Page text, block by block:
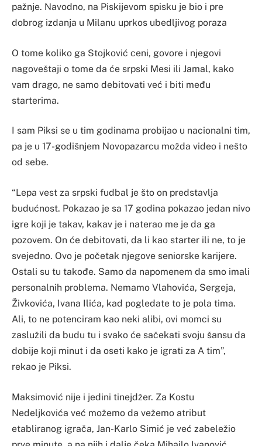
pažnje. Navodno, na Piskijevom spisku je bio i pre
dobrog izdanja u Milanu uprkos ubedljivog poraza
O tome koliko ga Stojković ceni, govore i njegovi
nagoveštaji o tome da će srpski Mesi ili Jamal, kako
vam drago, ne samo debitovati već i biti među
starterima.
I sam Piksi se u tim godinama probijao u nacionalni tim,
pa je u 17-godišnjem Novopazarcu možda video i nešto
od sebe.
“Lepa vest za srpski fudbal je što on predstavlja
budućnost. Pokazao je sa 17 godina pokazao jedan nivo
igre koji je takav, kakav je i naterao me je da ga
pozovem. On će debitovati, da li kao starter ili ne, to je
svejedno. Ovo je početak njegove seniorske karijere.
Ostali su tu takođe. Samo da napomenem da smo imali
personalnih problema. Nemamo Vlahovića, Sergeja,
Živkovića, Ivana Ilića, kad pogledate to je pola tima.
Ali, to ne potenciram kao neki alibi, ovi momci su
zaslužili da budu tu i svako će sačekati svoju šansu da
dobije koji minut i da oseti kako je igrati za A tim”,
rekao je Piksi.
Maksimović nije i jedini tinejdžer. Za Kostu
Nedeljkovića već možemo da vežemo atribut
etabliranog igrača, Jan-Karlo Simić je već zabeležio